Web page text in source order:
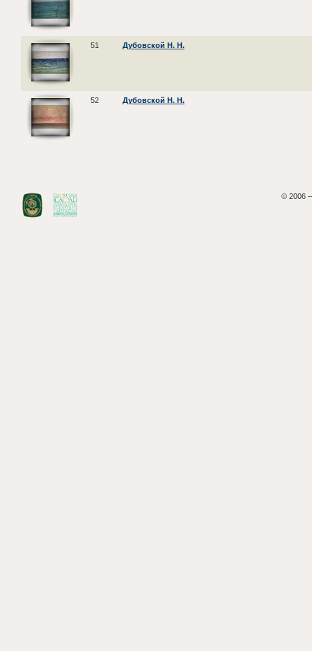
51 Дубовской Н. Н.
52 Дубовской Н. Н.
© 2006